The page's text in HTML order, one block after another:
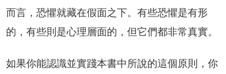
而言，恐懼就藏在假面之下。有些恐懼是有形
的，有些則是心理層面的，但它們都非常真實。
如果你能認識並實踐本書中所說的這個原則，你